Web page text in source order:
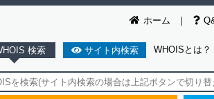
ホーム
検索 サイト内検索 WHOISとは？